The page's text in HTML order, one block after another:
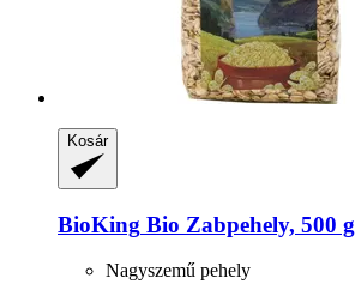
Kosár
BioKing Bio Zabpehely, 500 g
Nagyszemű pehely